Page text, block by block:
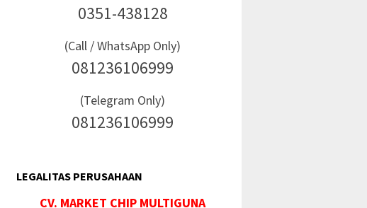
0351-438128
(Call / WhatsApp Only)
081236106999
(Telegram Only)
081236106999
LEGALITAS PERUSAHAAN
CV. MARKET CHIP MULTIGUNA